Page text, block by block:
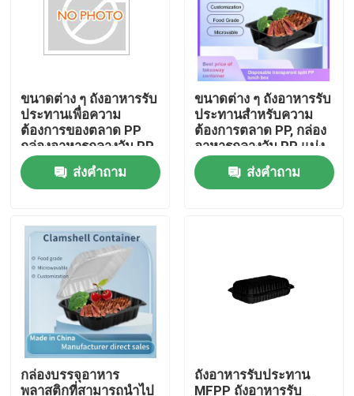
บ้าน
ขนาดต่าง ๆ ถังอาหารรับ
ประทานเพื่อความ
ต้องการของตลาด PP
กล่องอาหารกลางวัน PP
แบ่งกระจกกระจก
ส่งคำถาม
ขนาดต่าง ๆ ถังอาหารรับ
ประทานสําหรับความ
ต้องการตลาด PP, กล่อง
อาหารกลางวัน PP แบ่ง
กระจกใส
ส่งคำถาม
กล่องบรรจุอาหาร
พลาสติกที่สามารถนําไป
ถังอาหารรับประทาน
MFPP ถังอาหารรับ